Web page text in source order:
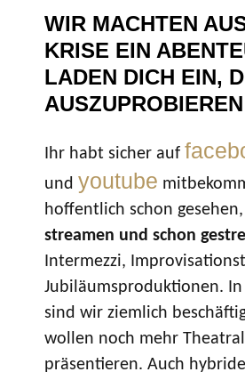
WIR MACHTEN
KRISE EIN
LADEN DICH EIN,
AUSZUPROBIEREN
Ihr habt sicher auf
und youtube
hoffentlich schon
streamen und schon
Intermezzi,
Jubiläumsproduktionen. In
sind wir ziemlich
wollen noch mehr
präsentieren. Auch